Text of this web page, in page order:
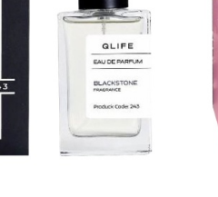
FAVORILERE EKLE
SEPETE EKLE